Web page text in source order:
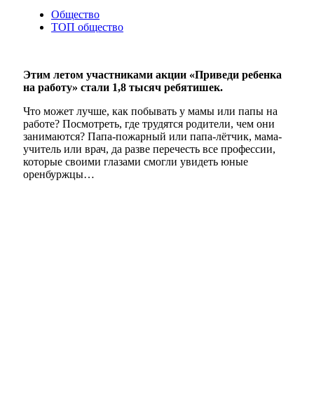
Общество
ТОП общество
Этим летом участниками акции «Приведи ребенка
на работу» стали 1,8 тысяч ребятишек.
Что может лучше, как побывать у мамы или папы на
работе? Посмотреть, где трудятся родители, чем они
занимаются? Папа-пожарный или папа-лётчик, мама-
учитель или врач, да разве перечесть все профессии,
которые своими глазами смогли увидеть юные
оренбуржцы…